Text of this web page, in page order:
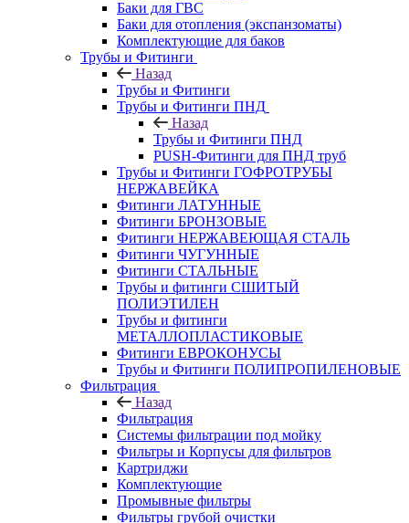
Баки для ГВС
Баки для отопления (экспанзоматы)
Комплектующие для баков
Трубы и Фитинги
Назад
Трубы и Фитинги
Трубы и Фитинги ПНД
Назад
Трубы и Фитинги ПНД
PUSH-Фитинги для ПНД труб
Трубы и Фитинги ГОФРОТРУБЫ
НЕРЖАВЕЙКА
Фитинги ЛАТУННЫЕ
Фитинги БРОНЗОВЫЕ
Фитинги НЕРЖАВЕЮЩАЯ СТАЛЬ
Фитинги ЧУГУННЫЕ
Фитинги СТАЛЬНЫЕ
Трубы и фитинги СШИТЫЙ
ПОЛИЭТИЛЕН
Трубы и фитинги
МЕТАЛЛОПЛАСТИКОВЫЕ
Фитинги ЕВРОКОНУСЫ
Трубы и Фитинги ПОЛИПРОПИЛЕНОВЫЕ
Фильтрация
Назад
Фильтрация
Системы фильтрации под мойку
Фильтры и Корпусы для фильтров
Картриджи
Комплектующие
Промывные фильтры
Фильтры грубой очистки